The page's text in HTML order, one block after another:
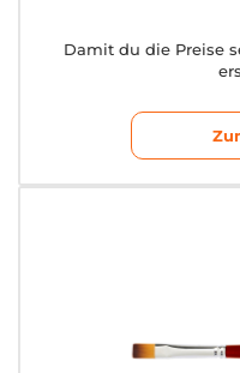
Damit du die Preise